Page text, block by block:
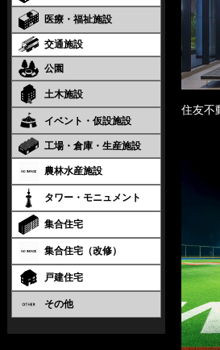
医療・福祉施設
交通施設
公園
土木施設
イベント・仮設施設
工場・倉庫・生産施設
農林水産施設
タワー・モニュメント
集合住宅
集合住宅（改修）
戸建住宅
その他
住友不